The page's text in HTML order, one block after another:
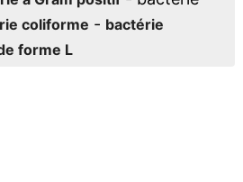
coliforme - bactérie
forme L